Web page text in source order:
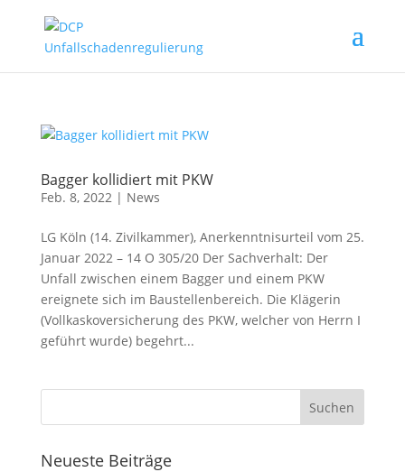
Bagger kollidiert mit PKW
Feb. 8, 2022| News
LG Köln (14. Zivilkammer), Anerkenntnisurteil vom 25.
Januar 2022 – 14 O 305/20 Der Sachverhalt: Der
Unfall zwischen einem Bagger und einem PKW
ereignete sich im Baustellenbereich. Die Klägerin
(Vollkaskoversicherung des PKW, welcher von Herrn I
geführt wurde) begehrt...
Neueste Beiträge